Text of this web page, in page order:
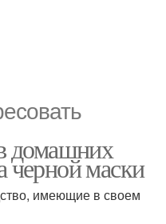
домашних
черной маски
имеющие в своем